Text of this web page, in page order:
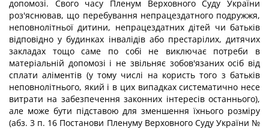
допомозі. Свого часу Пленум Верховного Суду України
роз'яснював, що перебування непрацездатного подружжя,
неповнолітньої дитини, непрацездатних дітей чи батьків
відповідно у будинках інвалідів або престарілих, дитячих
закладах тощо саме по собі не виключає потреби в
матеріальній допомозі і не звільняє зобов'язаних осіб від
сплати аліментів (у тому числі на користь того з батьків
неповнолітнього, який і в цих випадках систематично несе
витрати на забезпечення законних інтересів останнього),
але може бути підставою для зменшення їхнього розміру
(абз. 3 п. 16 Постанови Пленуму Верховного Суду України №